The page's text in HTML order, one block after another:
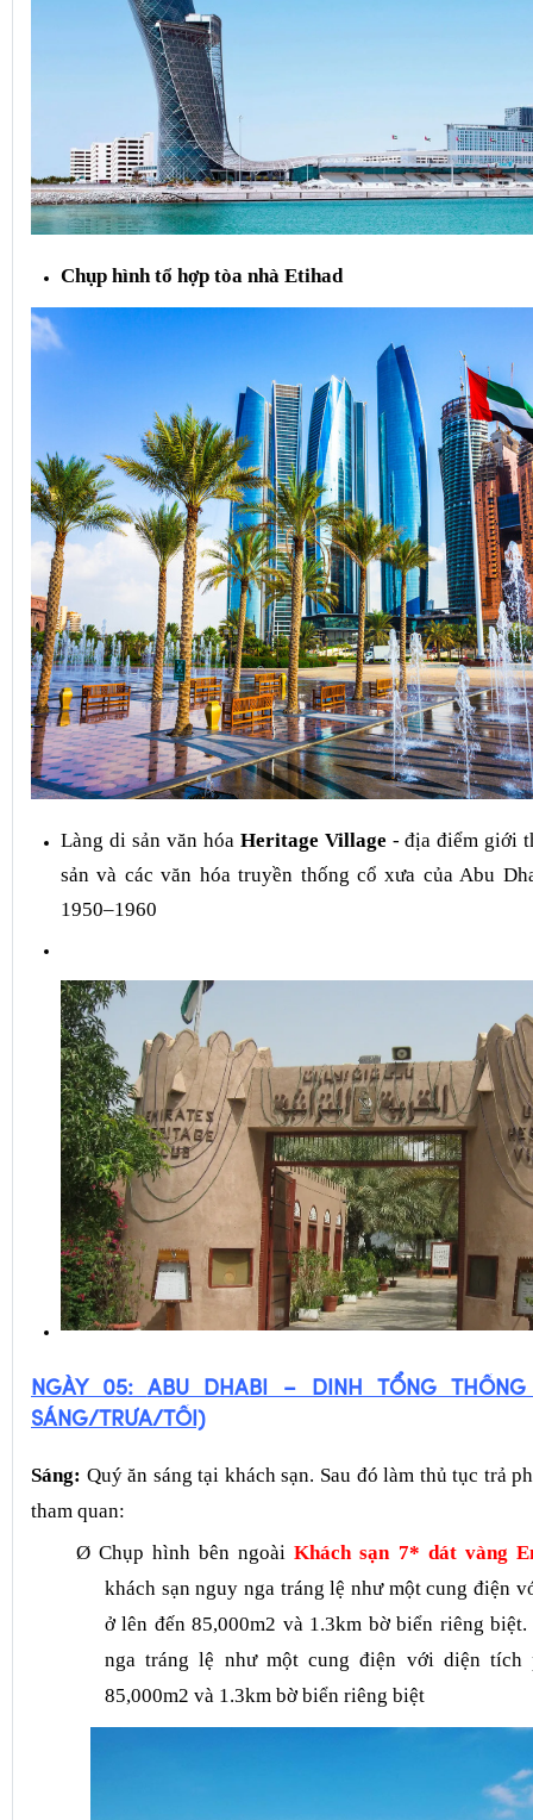
Chụp hình tổ hợp tòa nhà Etihad
Làng di sản văn hóa Heritage Village - địa điểm giới
sản và các văn hóa truyền thống cổ xưa của Abu
1950–1960
NGÀY 05: ABU DHABI – DINH TỔNG
SÁNG/TRƯA/TỐI)
Sáng: Quý ăn sáng tại khách sạn. Sau đó làm thủ tục trả
tham quan:
Ø Chụp hình bên ngoài Khách sạn 7* dát vàng
khách sạn nguy nga tráng lệ như một cung điện
ở lên đến 85,000m2 và 1.3km bờ biển riêng biệt.
nga tráng lệ như một cung điện với diện tích
85,000m2 và 1.3km bờ biển riêng biệt